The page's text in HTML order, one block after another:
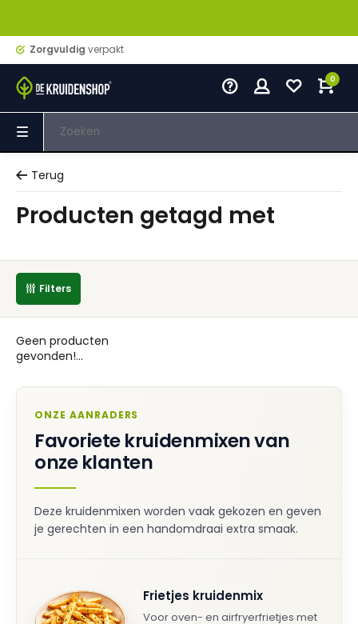
Zorgvuldig verpakt
0
Terug
Producten getagd met
Filters
Geen producten
gevonden!...
ONZE AANRADERS
Favoriete kruidenmixen van
onze klanten
Deze kruidenmixen worden vaak gekozen en geven
je gerechten in een handomdraai extra smaak.
Frietjes kruidenmix
Voor oven- en airfryerfrietjes met